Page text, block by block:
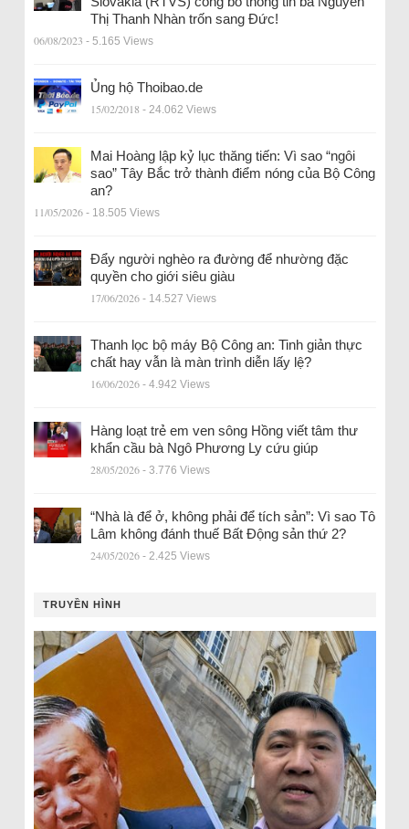
Thị Thanh Nhàn trốn sang Đức!
06/08/2023 - 5.165 Views
Ủng hộ Thoibao.de
15/02/2018 - 24.062 Views
Mai Hoàng lập kỷ lục thăng tiến: Vì sao “ngôi
sao” Tây Bắc trở thành điểm nóng của Bộ Công
an?
11/05/2026 - 18.505 Views
Đẩy người nghèo ra đường để nhường đặc
quyền cho giới siêu giàu
17/06/2026 - 14.527 Views
Thanh lọc bộ máy Bộ Công an: Tinh giản thực
chất hay vẫn là màn trình diễn lấy lệ?
16/06/2026 - 4.942 Views
Hàng loạt trẻ em ven sông Hồng viết tâm thư
khẩn cầu bà Ngô Phương Ly cứu giúp
28/05/2026 - 3.776 Views
“Nhà là để ở, không phải để tích sản”: Vì sao Tô
Lâm không đánh thuế Bất Động sản thứ 2?
24/05/2026 - 2.425 Views
TRUYỀN HÌNH